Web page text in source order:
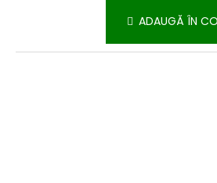
ADAUGĂ ÎN